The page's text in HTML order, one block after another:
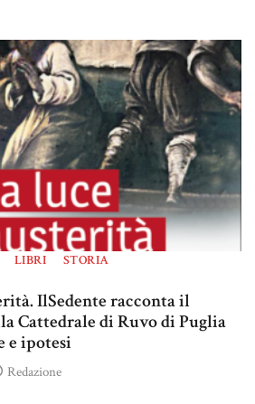
LIBRI
STORIA
IlSedente racconta il
Cattedrale di Ruvo di Puglia
e ipotesi
Redazione